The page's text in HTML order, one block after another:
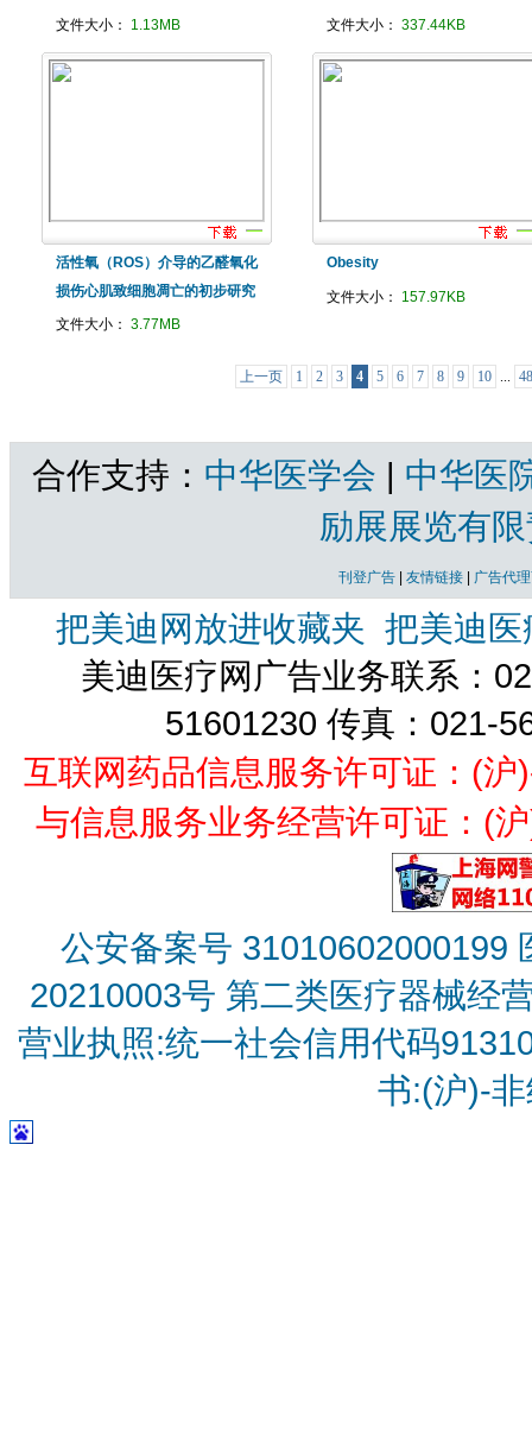
文件大小： 1.13MB 文件大小： 337.44KB
活性氧（ROS）介导的乙醛氧化
损伤心肌致细胞凋亡的初步研究
文件大小： 3.77MB
Obesity
文件大小： 157.97KB
上一页 1 2 3 4 5 6 7 8 9 10 ... 48
合作支持： 中华医学会 | 中华医
励展展览有
刊登广告 友情链接 广告代
把美迪网放进收藏夹 把美迪
美迪医疗网广告业务联系：
51601230 传真：021-
互联网药品信息服务许可证：(
与信息服务业务经营许可证：(
公安备案号 31010602000199
20210003号 第二类医疗器械经
营业执照:统一社会信用代码
书:(沪)-